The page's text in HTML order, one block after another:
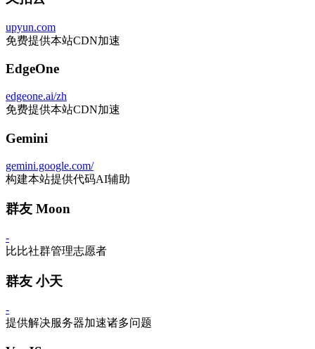
upyun.com
免费提供本站CDN加速
EdgeOne
edgeone.ai/zh
免费提供本站CDN加速
Gemini
gemini.google.com/
构建本站提供代码AI辅助
群友 Moon
-
比比社群管理志愿者
群友 小天
-
提供解决服务器加速诸多问题